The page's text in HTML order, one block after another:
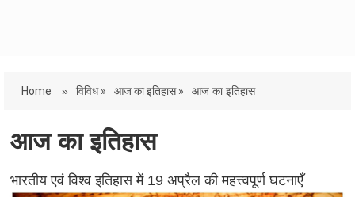
Home » विविध » आज का इतिहास » आज का इतिहास
आज का इतिहास
भारतीय एवं विश्व इतिहास में 19 अप्रैल की महत्त्वपूर्ण घटनाएँ